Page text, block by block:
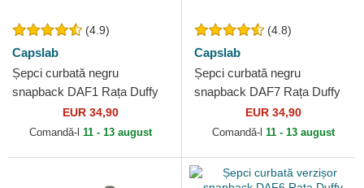
(4.9)
Capslab
Șepci curbată negru
snapback DAF1 Rața Duffy
Looney Tunes de Capslab
EUR 34,90
Comandă-l 11 - 13 august
(4.8)
Capslab
Șepci curbată negru
snapback DAF7 Rața Duffy
Looney Tunes de Capslab
EUR 34,90
Comandă-l 11 - 13 august